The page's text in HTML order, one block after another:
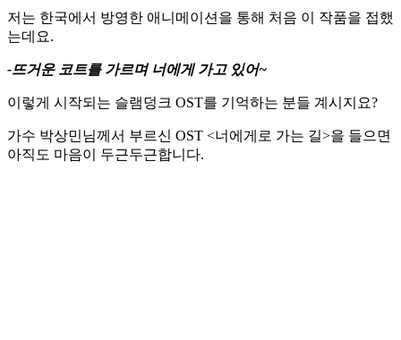
저는 한국에서 방영한 애니메이션을 통해 처음 이 작품을 접했
는데요.
-뜨거운 코트를 가르며 너에게 가고 있어~
이렇게 시작되는 슬램덩크 OST를 기억하는 분들 계시지요?
가수 박상민님께서 부르신 OST <너에게로 가는 길>을 들으면
아직도 마음이 두근두근합니다.